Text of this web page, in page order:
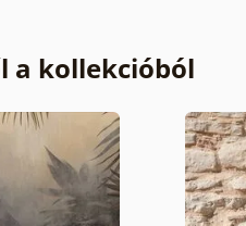
a kollekcióból